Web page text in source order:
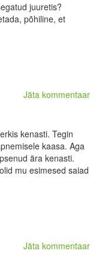
juuretis?
põhiline, et
Jäta kommentaar
kenasti. Tegin
kaasa. Aga
ära kenasti.
mu esimesed saiad
Jäta kommentaar